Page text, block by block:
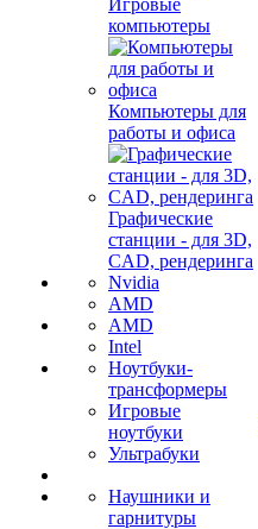
Игровые
компьютеры
Компьютеры для
работы и офиса
Графические
станции - для 3D,
CAD, рендеринга
Nvidia
AMD
AMD
Intel
Ноутбуки-
трансформеры
Игровые
ноутбуки
Ультрабуки
Наушники и
гарнитуры